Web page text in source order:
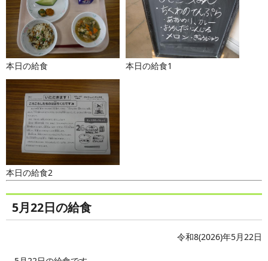
本日の給食 本日の給食1
本日の給食2
5月22日の給食
令和8(2026)年5月22日